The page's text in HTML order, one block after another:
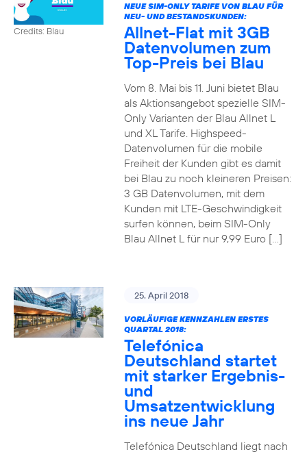
Credits: Blau
NEUE SIM-ONLY TARIFE VON BLAU FÜR
NEU- UND BESTANDSKUNDEN:
Allnet-Flat mit 3GB
Datenvolumen zum
Top-Preis bei Blau
Vom 8. Mai bis 11. Juni bietet Blau
als Aktionsangebot spezielle SIM-
Only Varianten der Blau Allnet L
und XL Tarife. Highspeed-
Datenvolumen für die mobile
Freiheit der Kunden gibt es damit
bei Blau zu noch kleineren Preisen:
3 GB Datenvolumen, mit dem
Kunden mit LTE-Geschwindigkeit
surfen können, beim SIM-Only
Blau Allnet L für nur 9,99 Euro […]
25. April 2018
VORLÄUFIGE KENNZAHLEN ERSTES
QUARTAL 2018:
Telefónica
Deutschland startet
mit starker Ergebnis-
und
Umsatzentwicklung
ins neue Jahr
Telefónica Deutschland liegt nach